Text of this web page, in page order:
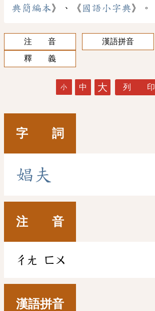
典簡編本》、《 國語小字典》。
注 音
漢語拼音
釋 義
小 中 大 列 印
字 詞
娼 夫
注 音
ㄔㄤ ㄈㄨ
漢語拼音